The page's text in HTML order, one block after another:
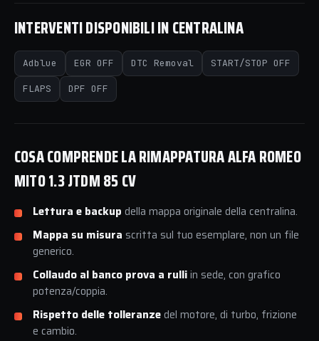
INTERVENTI DISPONIBILI IN CENTRALINA
Adblue EGR OFF DTC Removal START/STOP OFF
FLAPS DPF OFF
COSA COMPRENDE LA RIMAPPATURA ALFA ROMEO
MITO 1.3 JTDM 85 CV
Lettura e backup della mappa originale della centralina.
Mappa su misura scritta sul tuo esemplare, non un file
generico.
Collaudo al banco prova a rulliin sede, con grafico
potenza/coppia.
Rispetto delle tolleranzedel motore, di turbo, frizione
e cambio.